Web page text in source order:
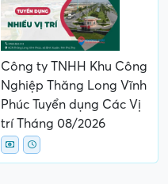
Công ty TNHH Khu Công
Nghiệp Thăng Long Vĩnh
Phúc Tuyển dụng Các Vị
trí Tháng 08/2026